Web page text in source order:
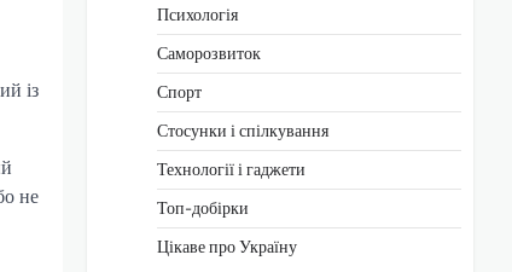
із
не
Психологія
Саморозвиток
Спорт
Стосунки і спілкування
Технології і гаджети
Топ-добірки
Цікаве про Україну